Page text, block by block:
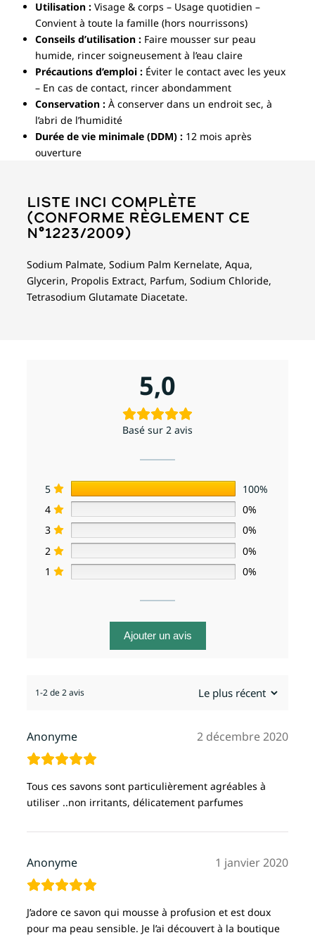
Utilisation : Visage & corps – Usage quotidien –
Convient à toute la famille (hors nourrissons)
Conseils d’utilisation : Faire mousser sur peau
humide, rincer soigneusement à l’eau claire
Précautions d’emploi : Éviter le contact avec les yeux
– En cas de contact, rincer abondamment
Conservation : À conserver dans un endroit sec, à
l’abri de l’humidité
Durée de vie minimale (DDM) : 12 mois après
ouverture
Liste INCI complète
(conforme règlement CE
n°1223/2009)
Sodium Palmate, Sodium Palm Kernelate, Aqua,
Glycerin, Propolis Extract, Parfum, Sodium Chloride,
Tetrasodium Glutamate Diacetate.
5,0
Basé sur 2 avis
5
100%
4
0%
3
0%
2
0%
1
0%
Ajouter un avis
1-2 de 2 avis
Anonyme 2 décembre 2020
Tous ces savons sont particulièrement agréables à
utiliser ..non irritants, délicatement parfumes
Anonyme 1 janvier 2020
J’adore ce savon qui mousse à profusion et est doux
pour ma peau sensible. Je l’ai découvert à la boutique